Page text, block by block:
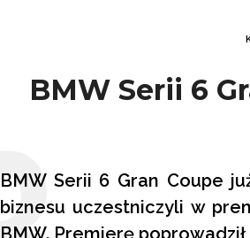
BMW Serii 6
BMW Serii 6 Gran Coupe
biznesu uczestniczyli w
BMW. Premierę